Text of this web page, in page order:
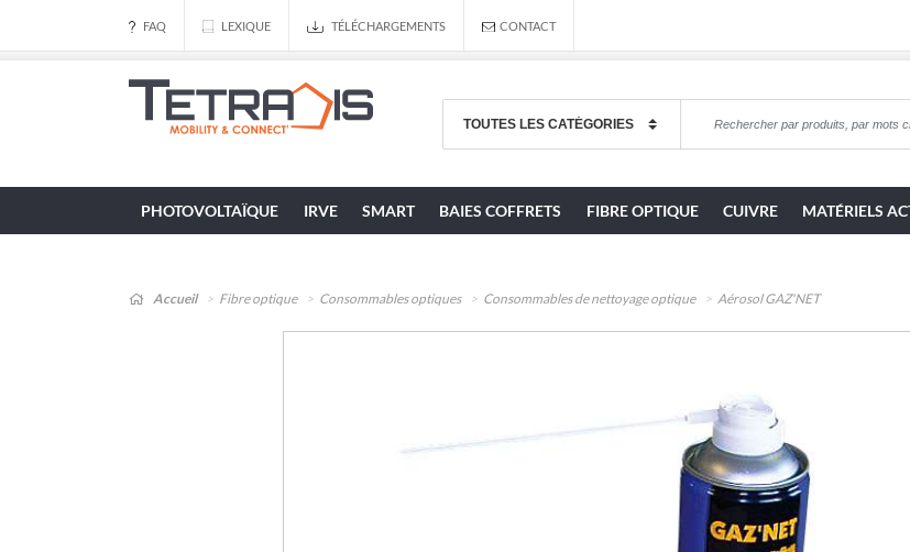
FAQ LEXIQUE TÉLÉCHARGEMENTS CONTACT
PHOTOVOLTAÏQUE IRVE SMART BAIES COFFRETS FIBRE OPTIQUE CUIVRE MATÉRIELS
Accueil Fibre optique Consommables optiques Consommables de nettoyage optique Aérosol GAZ'NET